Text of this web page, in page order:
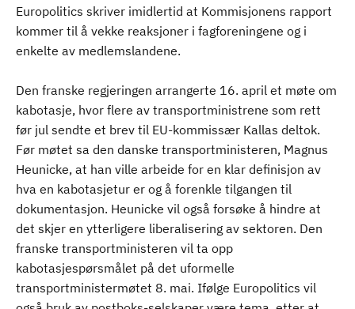
Europolitics skriver imidlertid at Kommisjonens rapport
kommer til å vekke reaksjoner i fagforeningene og i
enkelte av medlemslandene.
Den franske regjeringen arrangerte 16. april et møte om
kabotasje, hvor flere av transportministrene som rett
før jul sendte et brev til EU-kommissær Kallas deltok.
Før møtet sa den danske transportministeren, Magnus
Heunicke, at han ville arbeide for en klar definisjon av
hva en kabotasjetur er og å forenkle tilgangen til
dokumentasjon. Heunicke vil også forsøke å hindre at
det skjer en ytterligere liberalisering av sektoren. Den
franske transportministeren vil ta opp
kabotasjespørsmålet på det uformelle
transportministermøtet 8. mai. Ifølge Europolitics vil